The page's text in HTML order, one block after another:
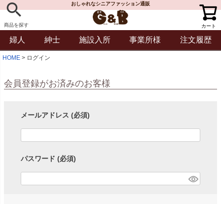
商品を探す
おしゃれなシニアファッション通販
カート
婦人 紳士 施設入所 事業所様 注文履歴
HOME ログイン
会員登録がお済みのお客様
メールアドレス (必須)
パスワード (必須)